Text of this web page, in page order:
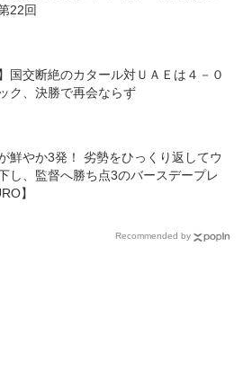
22回
国交断絶のカタール対ＵＡＥは４－０
ク、決勝で再会ならず
鮮やか3発！ 劣勢をひっくり返してウ
し、監督へ勝ち点3のバースデープレ
】
Recommended by